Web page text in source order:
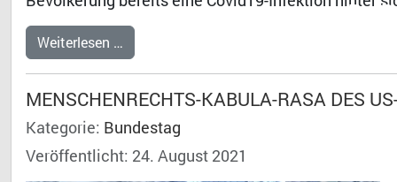
Dr.
Weiterlesen …
MENSCHENRECHTS-KABULA-RASA DES
Kategorie: Bundestag
Veröffentlicht: 24. August 2021